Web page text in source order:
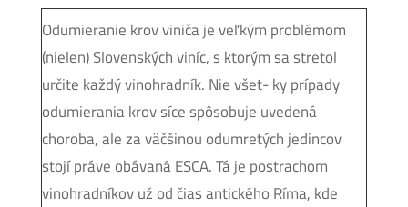
Odumieranie krov viniča je veľkým problémom
(nielen) Slovenských viníc, s ktorým sa stretol
určite každý vinohradník. Nie všet- ky prípady
odumierania krov síce spôsobuje uvedená
choroba, ale za väčšinou odumretých jedincov
stojí práve obávaná ESCA. Tá je postrachom
vinohradníkov už od čias antického Ríma, kde